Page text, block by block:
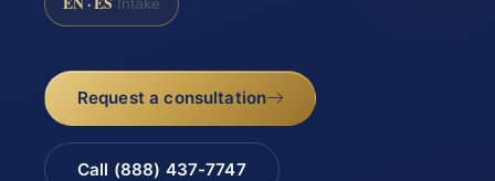
Intake
Request a consultation
Call (888) 437-7747